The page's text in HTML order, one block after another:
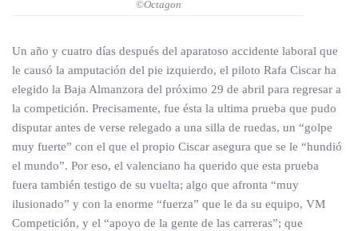
©Octagon
Un año y cuatro días después del aparatoso accidente laboral que
le causó la amputación del pie izquierdo, el piloto Rafa Ciscar ha
elegido la Baja Almanzora del próximo 29 de abril para regresar a
la competición. Precisamente, fue ésta la ultima prueba que pudo
disputar antes de verse relegado a una silla de ruedas, un “golpe
muy fuerte” con el que el propio Ciscar asegura que se le “hundió
el mundo”. Por eso, el valenciano ha querido que esta prueba
fuera también testigo de su vuelta; algo que afronta “muy
ilusionado” y con la enorme “fuerza” que le da su equipo, VM
Competición, y el “apoyo de la gente de las carreras”; que